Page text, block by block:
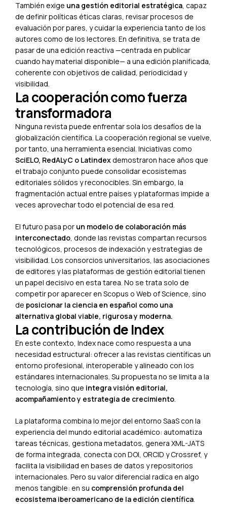
También exige una gestión editorial estratégica, capaz
de definir políticas éticas claras, revisar procesos de
evaluación por pares, y cuidar la experiencia tanto de los
autores como de los lectores. En definitiva, se trata de
pasar de una edición reactiva —centrada en publicar
cuando hay material disponible— a una edición planificada,
coherente con objetivos de calidad, periodicidad y
visibilidad.
La cooperación como fuerza
transformadora
Ninguna revista puede enfrentar sola los desafíos de la
globalización científica. La cooperación regional se vuelve,
por tanto, una herramienta esencial. Iniciativas como
SciELO, RedALyC o Latindexdemostraron hace años que
el trabajo conjunto puede consolidar ecosistemas
editoriales sólidos y reconocibles. Sin embargo, la
fragmentación actual entre países y plataformas impide a
veces aprovechar todo el potencial de esa red.
El futuro pasa por un modelo de colaboración más
interconectado, donde las revistas compartan recursos
tecnológicos, procesos de indexación y estrategias de
visibilidad. Los consorcios universitarios, las asociaciones
de editores y las plataformas de gestión editorial tienen
un papel decisivo en esta tarea. No se trata solo de
competir por aparecer en Scopus o Web of Science, sino
de posicionar la ciencia en español como una
alternativa global viable, rigurosa y moderna.
La contribución de Index
En este contexto, Index nace como respuesta a una
necesidad estructural: ofrecer a las revistas científicas un
entorno profesional, interoperable y alineado con los
estándares internacionales. Su propuesta no se limita a la
tecnología, sino que integra visión editorial,
acompañamiento y estrategia de crecimiento.
La plataforma combina lo mejor del entorno SaaS con la
experiencia del mundo editorial académico: automatiza
tareas técnicas, gestiona metadatos, genera XML-JATS
de forma integrada, conecta con DOI, ORCID y Crossref, y
facilita la visibilidad en bases de datos y repositorios
internacionales. Pero su valor diferencial radica en algo
menos tangible: en su comprensión profunda del
ecosistema iberoamericano de la edición científica.